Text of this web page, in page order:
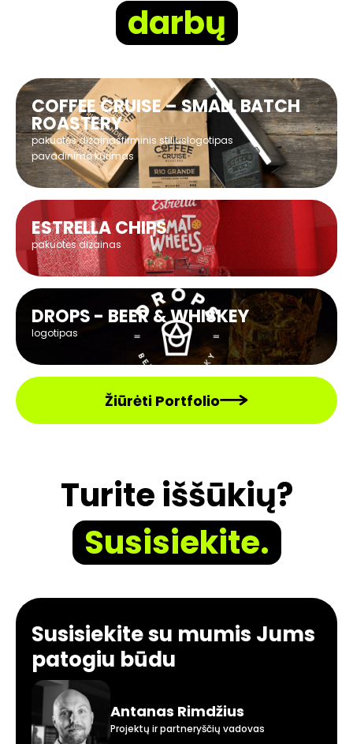
darbų
COFFEE CRUISE – SMALL BATCH
ROASTERY
pakuotės dizainasfirminis stiliuslogotipas
pavadinimo kūrimas
ESTRELLA CHIPS
pakuotės dizainas
DROPS - BEER & WHISKEY
logotipas
Žiūrėti Portfolio
Turite iššūkių?
Susisiekite.
Susisiekite su mumis Jums
patogiu būdu
Antanas Rimdžius
Projektų ir partneryščių vadovas